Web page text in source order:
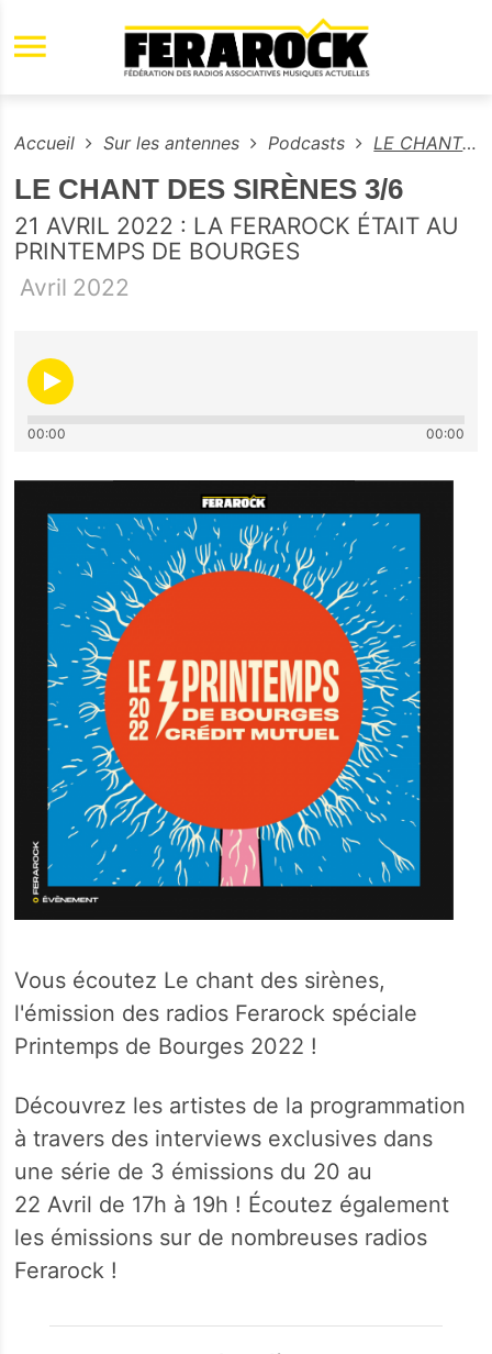
Aller au contenu principal
Accueil Sur les antennes Podcasts LE CHANT DES SIRÈNES 3/6
LE CHANT DES SIRÈNES 3/6
21 AVRIL 2022 : LA FERAROCK ÉTAIT AU
PRINTEMPS DE BOURGES
Avril 2022
00:00 00:00
Vous écoutez Le chant des sirènes,
l'émission des radios Ferarock spéciale
Printemps de Bourges 2022 !
Découvrez les artistes de la programmation
à travers des interviews exclusives dans
une série de 3 émissions du 20 au
22 Avril de 17h à 19h ! Écoutez également
les émissions sur de nombreuses radios
Ferarock !